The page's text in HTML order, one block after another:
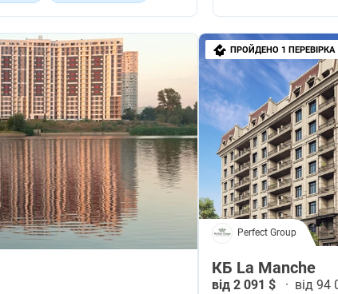
Дитячий садок
ПРОЙДЕНО 1 ПЕРЕВІРКА
Perfect Group
КБ La Manche
від 2 091 $ · від 94